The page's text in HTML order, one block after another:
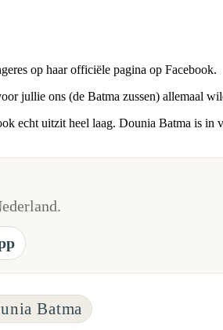
op haar officiële pagina op Facebook.
jullie ons (de Batma zussen) allemaal
echt uitzit heel laag. Dounia Batma is
Batma